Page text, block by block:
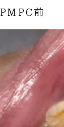
PMPC前